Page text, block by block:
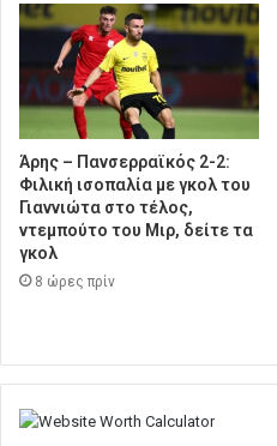
Άρης – Πανσερραϊκός 2-2:
Φιλική ισοπαλία με γκολ του
Γιαννιώτα στο τέλος,
ντεμπούτο του Μιρ, δείτε τα
γκολ
8 ώρες πρίν